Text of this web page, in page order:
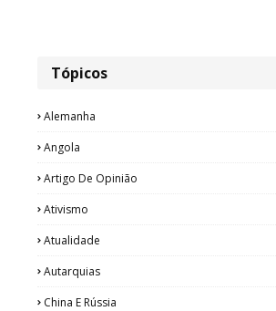
Tópicos
Alemanha
Angola
Artigo De Opinião
Ativismo
Atualidade
Autarquias
China E Rússia